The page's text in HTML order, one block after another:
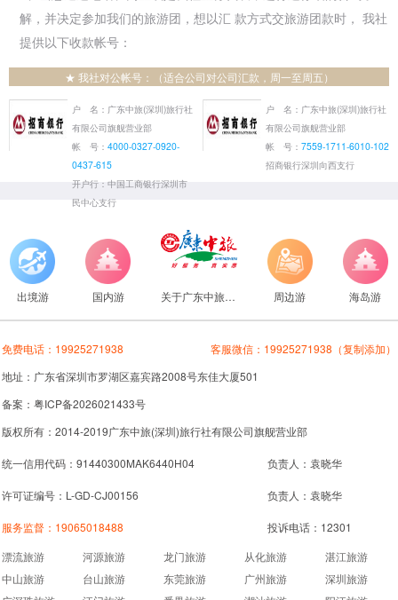
解，并决定参加我们的旅游团，想以汇 款方式交旅游团款时， 我社
提供以下收款帐号：
★ 我社对公帐号：（适合公司对公司汇款，周一至周五）
户 名：广东中旅(深圳)旅行社
有限公司旗舰营业部
帐 号： 4000-0327-0920-
0437-615
开户行：中国工商银行深圳市
民中心支行
户 名：广东中旅(深圳)旅行社
有限公司旗舰营业部
帐 号： 7559-1711-6010-102
招商银行深圳向西支行
出境游 国内游 关于广东中旅旅行社 周边游 海岛游
免费电话： 19925271938 客服微信： 19925271938 （复制添加）
地址：广东省深圳市罗湖区嘉宾路2008号东佳大厦501
备案：粤ICP备2026021433号
版权所有：2014-2019广东中旅(深圳)旅行社有限公司旗舰营业部
统一信用代码：91440300MAK6440H04 负责人：袁晓华
许可证编号：L-GD-CJ00156 负责人：袁晓华
服务监督： 19065018488
投诉电话：12301
漂流旅游
河源旅游 龙门旅游 从化旅游
湛江旅游
中山旅游
台山旅游 东莞旅游 广州旅游
深圳旅游